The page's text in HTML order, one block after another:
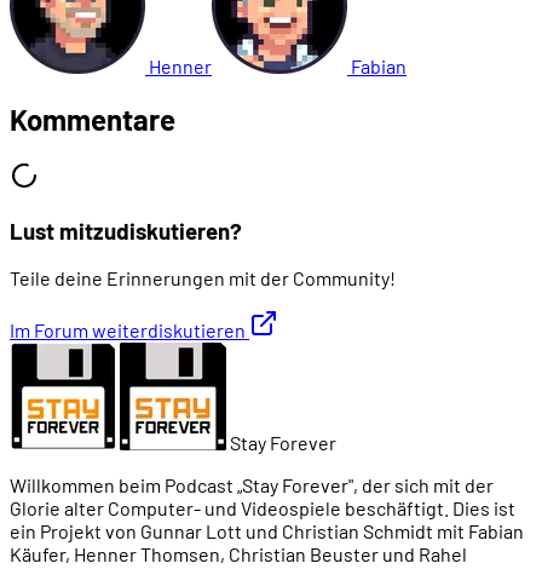
Henner Fabian
Kommentare
Lust mitzudiskutieren?
Teile deine Erinnerungen mit der Community!
Im Forum weiterdiskutieren
Stay Forever
Willkommen beim Podcast „Stay Forever", der sich mit der
Glorie alter Computer- und Videospiele beschäftigt. Dies ist
ein Projekt von Gunnar Lott und Christian Schmidt mit Fabian
Käufer, Henner Thomsen, Christian Beuster und Rahel